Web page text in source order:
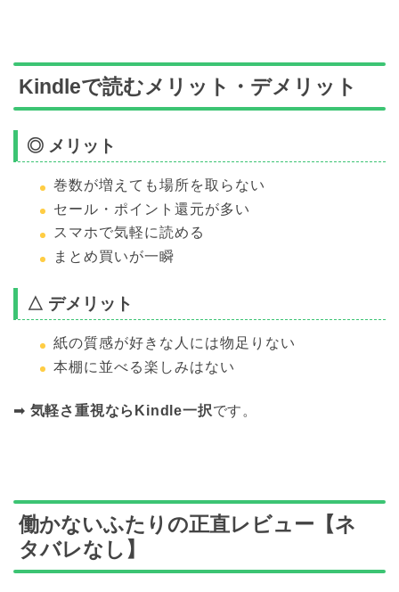
Kindleで読むメリット・デメリット
◎ メリット
巻数が増えても場所を取らない
セール・ポイント還元が多い
スマホで気軽に読める
まとめ買いが一瞬
△ デメリット
紙の質感が好きな人には物足りない
本棚に並べる楽しみはない
➡ 気軽さ重視ならKindle一択です。
働かないふたりの正直レビュー【ネ
タバレなし】